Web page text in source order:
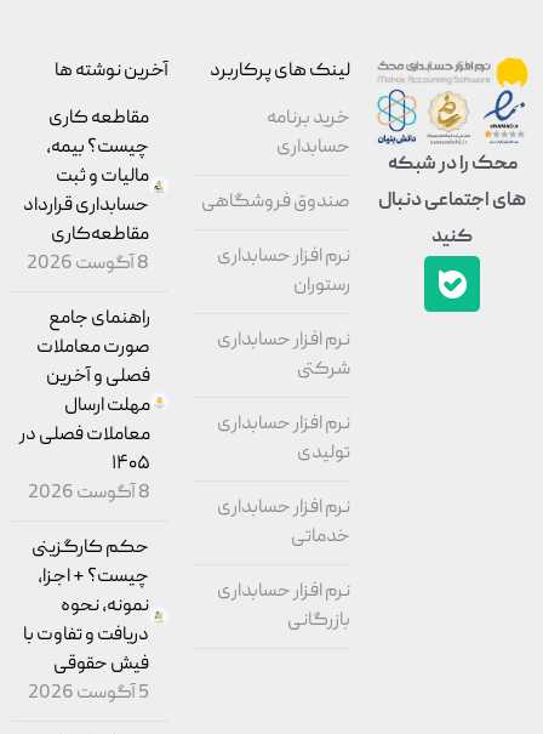
را در شبکه
اجتماعی دنبال
کنید
لینک های پرکاربرد
خرید برنامه
حسابداری
صندوق فروشگاهی
نرم افزار حسابداری
رستوران
نرم افزار حسابداری
شرکتی
نرم افزار حسابداری
تولیدی
نرم افزار حسابداری
خدماتی
نرم افزار حسابداری
بازرگانی
آخرین نوشته ها
مقاطعه‌ کاری
چیست؟ بیمه،
مالیات و ثبت
حسابداری قرارداد
مقاطعه‌کاری
راهنمای جامع
صورت معاملات
فصلی و آخرین
مهلت ارسال
معاملات فصلی در
۱۴۰۵
حکم کارگزینی
چیست؟ + اجزا،
نمونه، نحوه
دریافت و تفاوت با
فیش حقوقی